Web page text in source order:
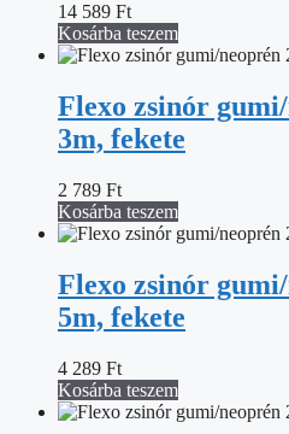
14 589 Ft
Kosárba teszem
Flexo zsinór
3m, fekete
2 789 Ft
Kosárba teszem
Flexo zsinór
5m, fekete
4 289 Ft
Kosárba teszem